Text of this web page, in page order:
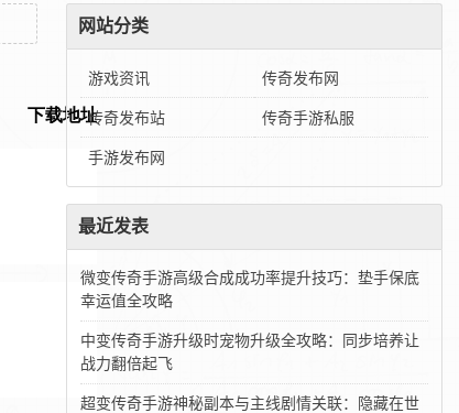
网站分类
游戏资讯 传奇发布网
传奇发布站 传奇手游私服
手游发布网
最近发表
微变传奇手游高级合成成功率提升技巧：垫手保底
幸运值全攻略
中变传奇手游升级时宠物升级全攻略：同步培养让
战力翻倍起飞
超变传奇手游神秘副本与主线剧情关联：隐藏在世